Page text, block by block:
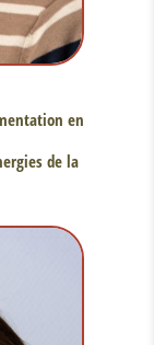
en
de la